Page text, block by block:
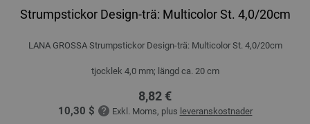
Strumpstickor Design-trä: Multicolor St. 4,0/20cm
LANA GROSSA Strumpstickor Design-trä: Multicolor St. 4,0/20cm
tjocklek 4,0 mm; längd ca. 20 cm
8,82 €
10,30 $ Exkl. Moms, plus leveranskostnader